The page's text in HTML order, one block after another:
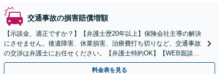
交通事故の損害賠償増額
【示談金、適正ですか？】【弁護士歴20年以上】保険会社主導の解決
にさせません。後遺障害、休業損害、治療費打ち切りなど、交通事故
の交渉は弁護士にお任せください。【弁護士特約OK】【WEB面談
可】
料金表を見る